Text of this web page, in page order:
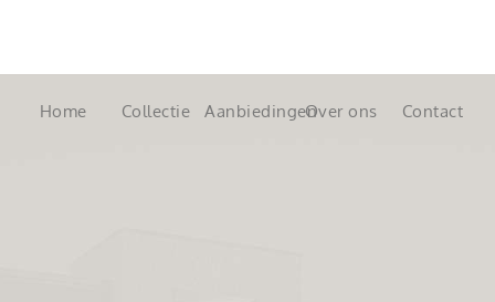
Home Collectie AanbiedingenOver ons Contact